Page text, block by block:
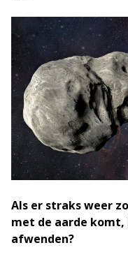
Als er straks weer
met de aarde komt,
afwenden?